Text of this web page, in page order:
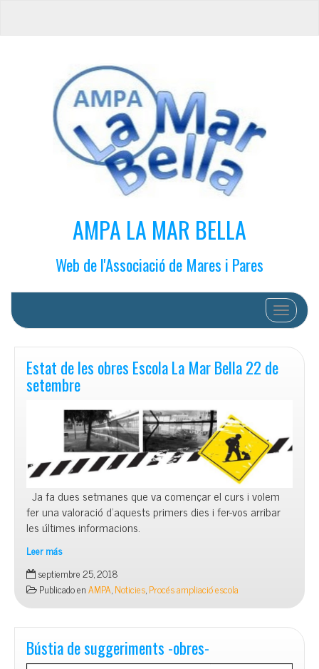
AMPA LA MAR BELLA
Web de l'Associació de Mares i Pares
Cambiar
Estat de les obres Escola La Mar Bella 22 de
setembre
Ja fa dues setmanes que va començar el curs i volem
fer una valoració d’aquests primers dies i fer-vos arribar
les últimes informacions.
Leer más
Estat
de
les
obres
Escola
La
Mar
septiembre 25, 2018
Publicado enAMPA,Noticies,Procés ampliació escola
Bústia de suggeriments -obres-